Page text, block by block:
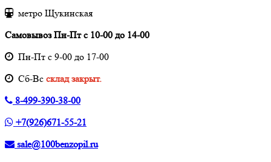
метро Щукинская
Самовывоз Пн-Пт с 10-00 до 14-00
Пн-Пт с 9-00 до 17-00
Cб-Вс склад закрыт.
8-499-390-38-00
+7(926)671-55-21
sale@100benzopil.ru